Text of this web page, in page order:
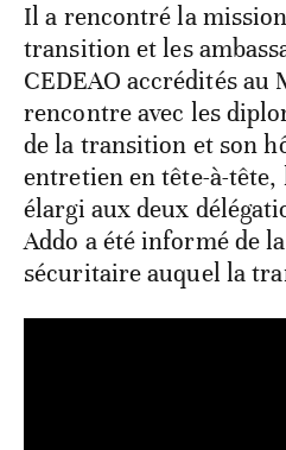
Il a rencontré la
transition et les
CEDEAO accrédités au
rencontre avec les
de la transition et son
entretien en tête-à-tête,
élargi aux deux
Addo a été informé de
sécuritaire auquel la